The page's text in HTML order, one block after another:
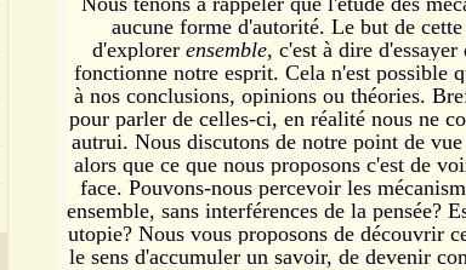
aucune forme d'autorité. Le but de
d'explorer ensemble, c'est à dire
fonctionne notre esprit. Cela n'est possible
à nos conclusions, opinions ou théories.
pour parler de celles-ci, en réalité nous ne
autrui. Nous discutons de notre point de
alors que ce que nous proposons c'est de
face. Pouvons-nous percevoir les
ensemble, sans interférences de la pensée?
utopie? Nous vous proposons de découvrir
le sens d'accumuler un savoir, de devenir